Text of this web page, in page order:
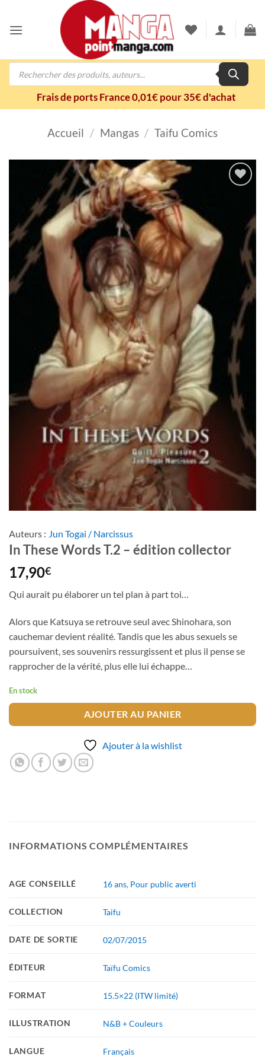
contenu
Recherche
Frais de ports France 0,01€ pour 35€ d'achat
Accueil / Mangas / Taifu Comics
wishlist
Auteurs : Jun Togai / Narcissus
In These Words T.2 – édition collector
17,90€
Qui aurait pu élaborer un tel plan à part toi…
Alors que Katsuya se retrouve seul avec Shinohara, son
cauchemar devient réalité. Tandis que les abus sexuels se
poursuivent, ses souvenirs ressurgissent et plus il pense se
rapprocher de la vérité, plus elle lui échappe…
En stock
AJOUTER AU PANIER
Ajouter à la wishlist
INFORMATIONS COMPLÉMENTAIRES
AGE CONSEILLÉ 16 ans, Pour public averti
COLLECTION Taifu
DATE DE SORTIE 02/07/2015
ÉDITEUR Taïfu Comics
FORMAT 15.5×22 (ITW limité)
ILLUSTRATION N&B + Couleurs
LANGUE Français